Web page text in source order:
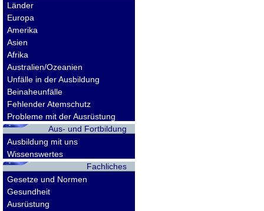
Länder
Europa
Amerika
Asien
Afrika
Australien/Ozeanien
Unfälle in der Ausbildung
Beinaheunfälle
Fehlender Atemschutz
Probleme mit der Ausrüstung
Aus- und Fortbildung
Ausbildung mit uns
Wissenswertes
Fachliches
Gesetze und Normen
Gesundheit
Ausrüstung